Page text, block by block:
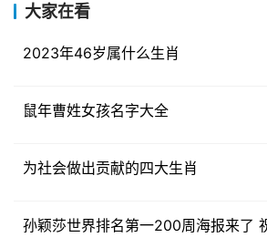
大家在看
2023年46岁属什么生肖
鼠年曹姓女孩名字大全
为社会做出贡献的四大生肖
孙颖莎世界排名第一200周海报来了